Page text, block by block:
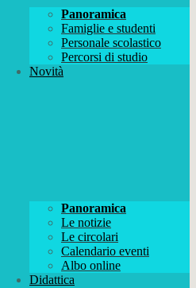
Panoramica
Famiglie e studenti
Personale scolastico
Percorsi di studio
Novità
Panoramica
Le notizie
Le circolari
Calendario eventi
Albo online
Didattica